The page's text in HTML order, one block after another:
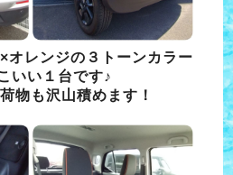
オレンジの３トーンカラー
いい１台です♪
物も沢山積めます！